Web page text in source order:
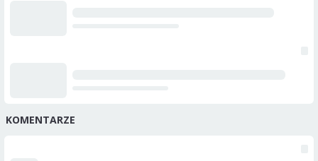
KOMENTARZE